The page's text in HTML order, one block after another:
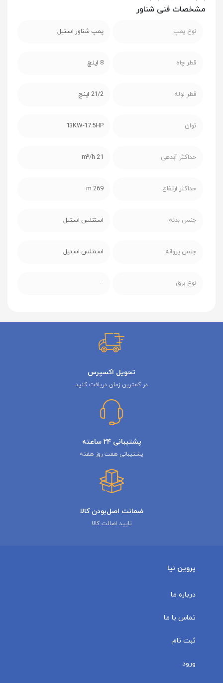
مشخصات فنی شناور
نوع پمپ پمپ شناور استیل
قطر چاه 8 اینچ
قطر لوله 21/2 اینچ
توان 13KW-17.5HP
حداکثر آبدهی 21 m³/h
حداکثر ارتفاع 269 m
جنس بدنه استنلس استیل
جنس پروانه استنلس استیل
نوع برق --
تحویل اکسپرس
در کمترین زمان دریافت کنید
پشتیبانی ۲۴ ساعته
پشتیبانی هفت روز هفته
ضمانت اصل‌بودن کالا
تایید اصالت کالا
پروین نیا
درباره ما
تماس با ما
ثبت نام
ورود